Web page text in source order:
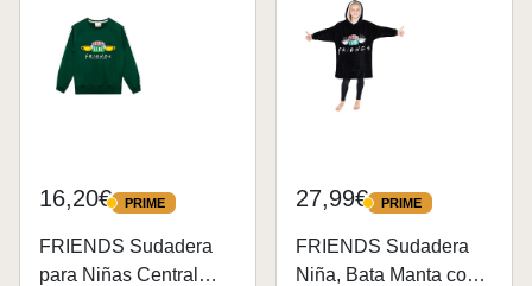
16,20€ PRIME
PRIME
FRIENDS Sudadera
para Niñas Central
27,99€ PRIME
PRIME
FRIENDS Sudadera
Niña, Bata Manta con